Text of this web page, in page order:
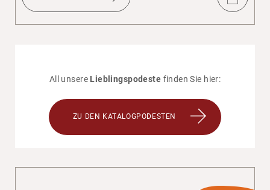
All unsere Lieblingspodeste finden Sie hier:
ZU DEN KATALOGPODESTEN